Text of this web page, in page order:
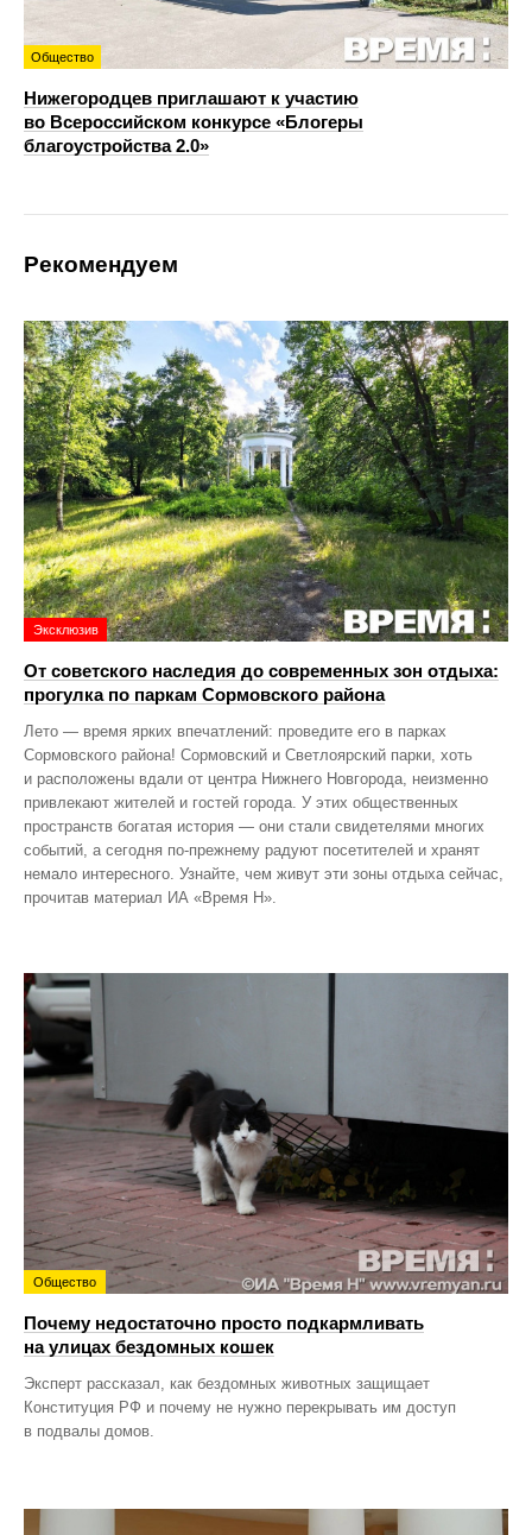
Общество
Нижегородцев приглашают к участию
во Всероссийском конкурсе «Блогеры
благоустройства 2.0»
Рекомендуем
Эксклюзив
От советского наследия до современных зон отдыха:
прогулка по паркам Сормовского района
Лето — время ярких впечатлений: проведите его в парках
Сормовского района! Сормовский и Светлоярский парки, хоть
и расположены вдали от центра Нижнего Новгорода, неизменно
привлекают жителей и гостей города. У этих общественных
пространств богатая история — они стали свидетелями многих
событий, а сегодня по‑прежнему радуют посетителей и хранят
немало интересного. Узнайте, чем живут эти зоны отдыха сейчас,
прочитав материал ИА «Время Н».
Общество
Почему недостаточно просто подкармливать
на улицах бездомных кошек
Эксперт рассказал, как бездомных животных защищает
Конституция РФ и почему не нужно перекрывать им доступ
в подвалы домов.